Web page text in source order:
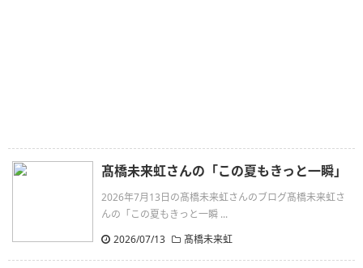
髙橋未来虹さんの「この夏もきっと一瞬」
2026年7月13日の髙橋未来虹さんのブログ髙橋未来虹さ
んの「この夏もきっと一瞬 ...
2026/07/13
髙橋未来虹